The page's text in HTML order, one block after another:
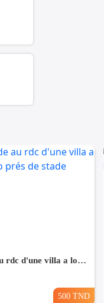
un studio s+2 vide au rdc d'une villa a louer situé a bardo prés de stade
500 TND